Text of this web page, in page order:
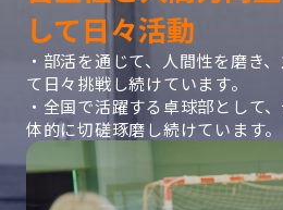
して日々活動
・部活を通じて、人間性を磨き
て日々挑戦し続けています。
・全国で活躍する卓球部として
体的に切磋琢磨し続けています。